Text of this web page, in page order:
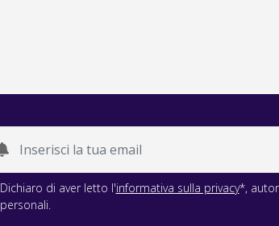
Dichiaro di aver letto l'informativa sulla privacy*,
personali.